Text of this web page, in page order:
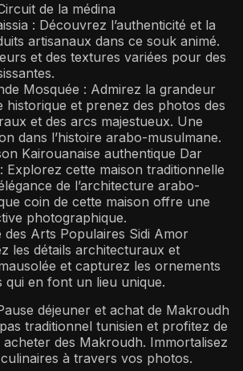
de la médina
: Découvrez l’authenticité et la
artisanaux dans ce souk animé.
et des textures variées pour des
Mosquée : Admirez la grandeur
historique et prenez des photos des
et des arcs majestueux. Une
dans l’histoire arabo-musulmane.
Kairouanaise authentique Dar
Explorez cette maison traditionnelle
de l’architecture arabo-
coin de cette maison offre une
photographique.
des Arts Populaires Sidi Amor
les détails architecturaux et
et capturez les ornements
qui en font un lieu unique.
déjeuner et achat de Makroudh
traditionnel tunisien et profitez de
des Makroudh. Immortalisez
à travers vos photos.